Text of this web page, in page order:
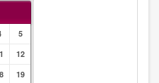
5
12
19